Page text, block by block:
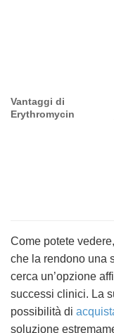
Vantaggi di
Erythromycin
Come potete vedere,
che la rendono una
cerca un’opzione
successi clinici. La
possibilità di
soluzione